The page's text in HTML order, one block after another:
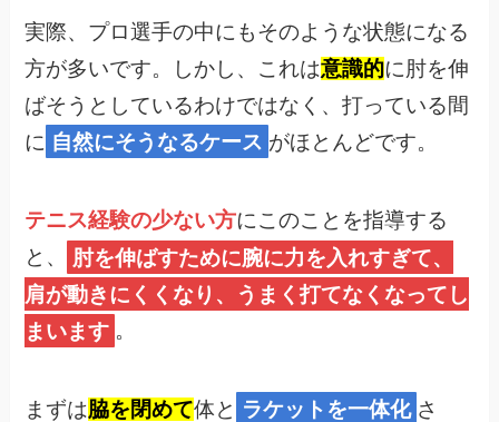
実際、プロ選手の中にもそのような状態になる
方が多いです。しかし、これは意識的に肘を伸
ばそうとしているわけではなく、打っている間
に 自然にそうなるケース がほとんどです。
テニス経験の少ない方にこのことを指導する
と、
肘を伸ばすために腕に力を入れすぎて、
肩が動きにくくなり、うまく打てなくなってし
まいます 。
まずは脇を閉めて体と ラケットを一体化 さ